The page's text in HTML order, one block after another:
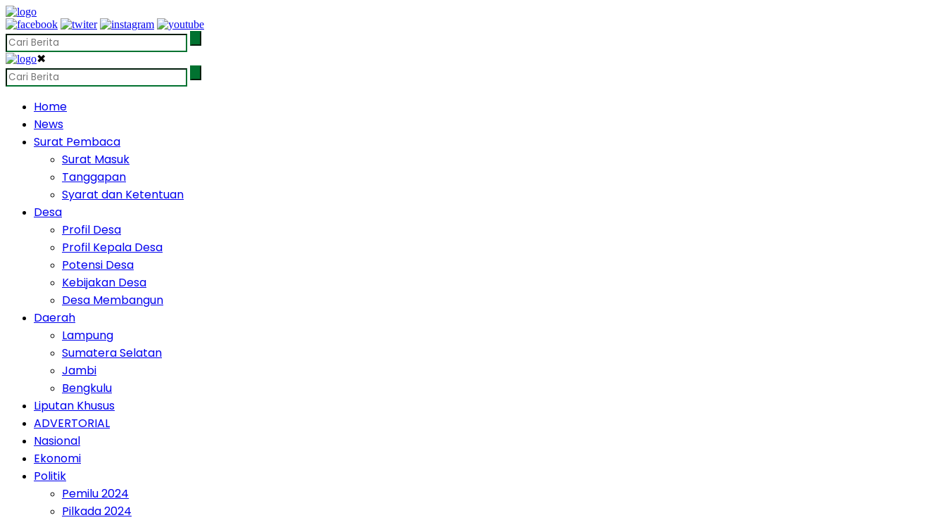
✖
Home
News
Surat Pembaca
Surat Masuk
Tanggapan
Syarat dan Ketentuan
Desa
Profil Desa
Profil Kepala Desa
Potensi Desa
Kebijakan Desa
Desa Membangun
Daerah
Lampung
Sumatera Selatan
Jambi
Bengkulu
Liputan Khusus
ADVERTORIAL
Nasional
Ekonomi
Politik
Pemilu 2024
Pilkada 2024